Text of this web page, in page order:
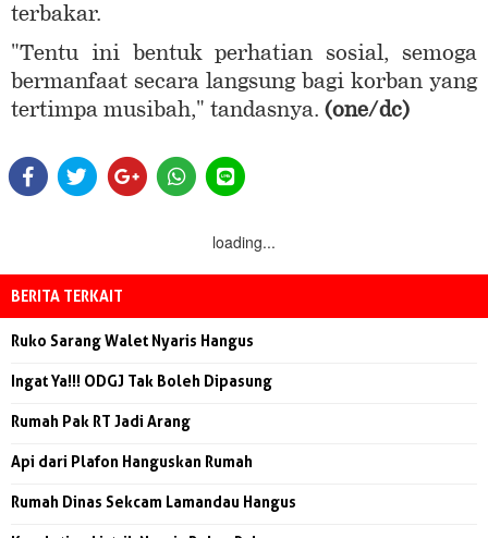
terbakar.
"Tentu ini bentuk perhatian sosial, semoga
bermanfaat secara langsung bagi korban yang
tertimpa musibah," tandasnya. (one/dc)
loading...
BERITA TERKAIT
Ruko Sarang Walet Nyaris Hangus
Ingat Ya!!! ODGJ Tak Boleh Dipasung
Rumah Pak RT Jadi Arang
Api dari Plafon Hanguskan Rumah
Rumah Dinas Sekcam Lamandau Hangus